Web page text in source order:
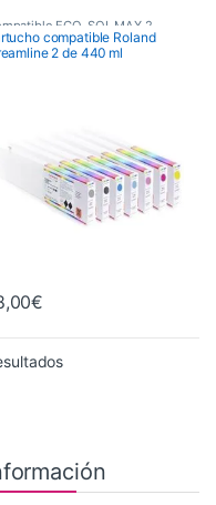
ECO-SOL MAX 2
Compatible Roland
compatible Roland
2 de 440 ml
€
producto tiene múltiples
Ordenado por